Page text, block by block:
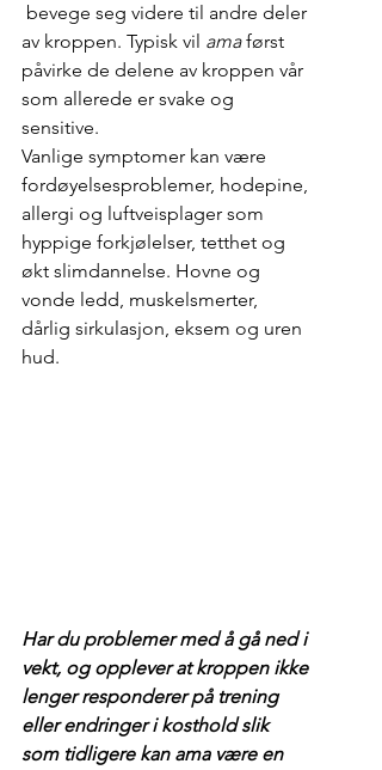
bevege seg videre til andre deler
av kroppen. Typisk vil ama først
påvirke de delene av kroppen vår
som allerede er svake og
sensitive.
Vanlige symptomer kan være
fordøyelsesproblemer, hodepine,
allergi og luftveisplager som
hyppige forkjølelser, tetthet og
økt slimdannelse. Hovne og
vonde ledd, muskelsmerter,
dårlig sirkulasjon, eksem og uren
hud.
Har du problemer med å gå ned i
vekt, og opplever at kroppen ikke
lenger responderer på trening
eller endringer i kosthold slik
som tidligere kan ama være en